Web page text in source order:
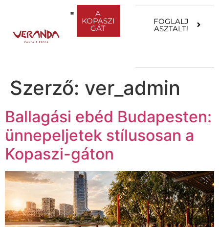
A
KOPASZI
GÁT
FOGLALJ
ASZTALT!
Szerző: ver_admin
Ballagási ebéd Budapesten:
ünnepeljetek stílusosan a
Kopaszi-gáton